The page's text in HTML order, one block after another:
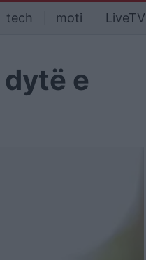
tech moti LiveTV
e